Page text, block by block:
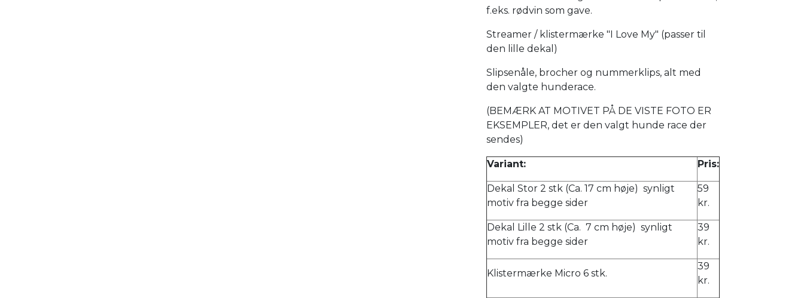
f.eks. rødvin som gave.
Streamer / klistermærke "I Love My" (passer til
den lille dekal)
Slipsenåle, brocher og nummerklips, alt med
den valgte hunderace.
(BEMÆRK AT MOTIVET PÅ DE VISTE FOTO ER
EKSEMPLER, det er den valgt hunde race der
sendes)
Variant: Pris:
Dekal Stor 2 stk (Ca. 17 cm høje) synligt
motiv fra begge sider
59
kr.
Dekal Lille 2 stk (Ca. 7 cm høje) synligt
motiv fra begge sider
39
kr.
Klistermærke Micro 6 stk.
39
kr.